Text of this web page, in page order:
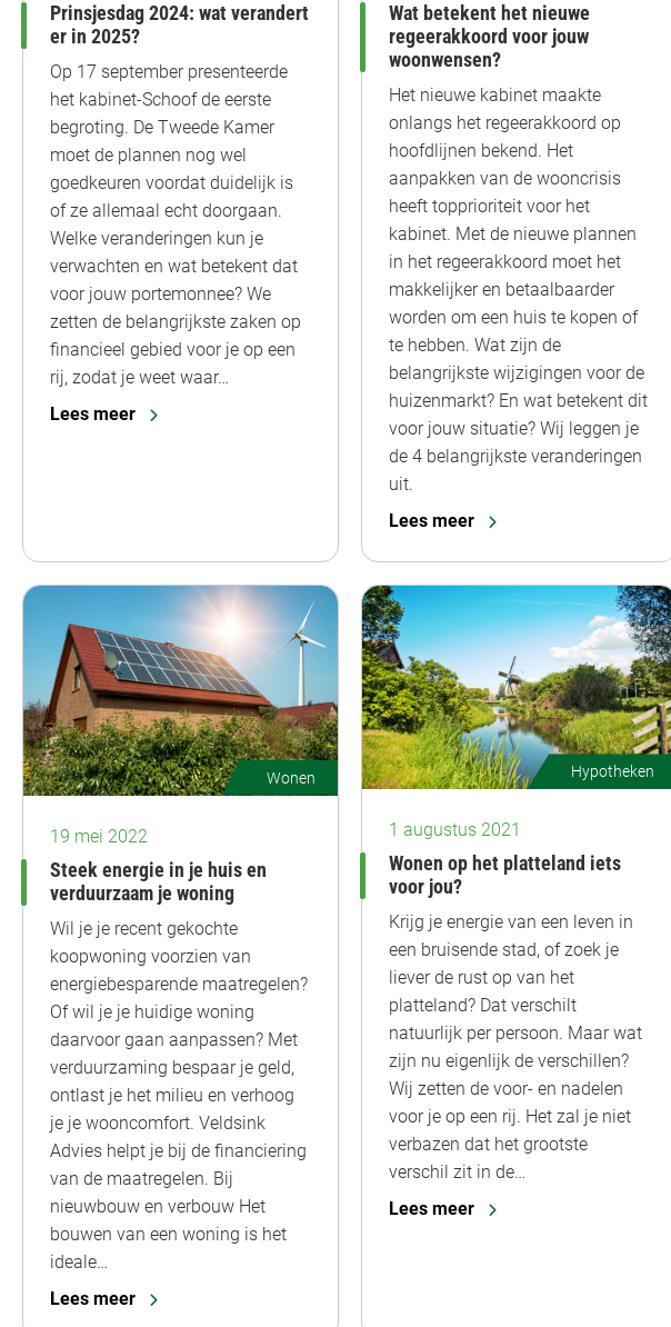
Prinsjesdag 2024: wat verandert
er in 2025?
Op 17 september presenteerde
het kabinet-Schoof de eerste
begroting. De Tweede Kamer
moet de plannen nog wel
goedkeuren voordat duidelijk is
of ze allemaal echt doorgaan.
Welke veranderingen kun je
verwachten en wat betekent dat
voor jouw portemonnee? We
zetten de belangrijkste zaken op
financieel gebied voor je op een
rij, zodat je weet waar…
Lees meer
Wat betekent het nieuwe
regeerakkoord voor jouw
woonwensen?
Het nieuwe kabinet maakte
onlangs het regeerakkoord op
hoofdlijnen bekend. Het
aanpakken van de wooncrisis
heeft topprioriteit voor het
kabinet. Met de nieuwe plannen
in het regeerakkoord moet het
makkelijker en betaalbaarder
worden om een huis te kopen of
te hebben. Wat zijn de
belangrijkste wijzigingen voor de
huizenmarkt? En wat betekent dit
voor jouw situatie? Wij leggen je
de 4 belangrijkste veranderingen
uit.
Lees meer
Wonen
19 mei 2022
Steek energie in je huis en
verduurzaam je woning
Wil je je recent gekochte
koopwoning voorzien van
energiebesparende maatregelen?
Of wil je je huidige woning
daarvoor gaan aanpassen? Met
verduurzaming bespaar je geld,
ontlast je het milieu en verhoog
je je wooncomfort. Veldsink
Advies helpt je bij de financiering
van de maatregelen. Bij
nieuwbouw en verbouw Het
bouwen van een woning is het
ideale…
Lees meer
Hypotheken
1 augustus 2021
Wonen op het platteland iets
voor jou?
Krijg je energie van een leven in
een bruisende stad, of zoek je
liever de rust op van het
platteland? Dat verschilt
natuurlijk per persoon. Maar wat
zijn nu eigenlijk de verschillen?
Wij zetten de voor- en nadelen
voor je op een rij. Het zal je niet
verbazen dat het grootste
verschil zit in de…
Lees meer